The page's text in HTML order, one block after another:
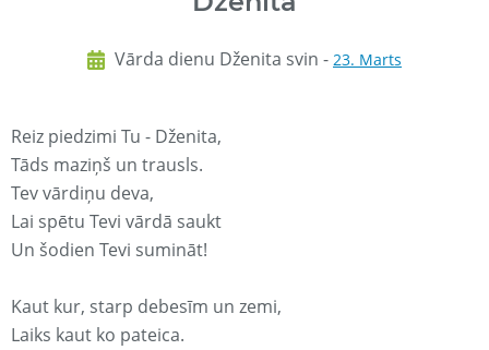
Vārda dienu Dženita svin - 23. Marts
Reiz piedzimi Tu - Dženita,
Tāds maziņš un trausls.
Tev vārdiņu deva,
Lai spētu Tevi vārdā saukt
Un šodien Tevi sumināt!
Kaut kur, starp debesīm un zemi,
Laiks kaut ko pateica.